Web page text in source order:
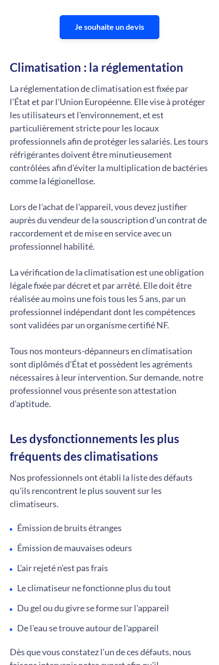
Je souhaite un devis
Climatisation : la réglementation
La réglementation de climatisation est fixée par
l'État et par l'Union Européenne. Elle vise à protéger
les utilisateurs et l'environnement, et est
particulièrement stricte pour les locaux
professionnels afin de protéger les salariés. Les tours
réfrigérantes doivent être minutieusement
contrôlées afin d'éviter la multiplication de bactéries
comme la légionellose.
Lors de l'achat de l'appareil, vous devez justifier
auprès du vendeur de la souscription d'un contrat de
raccordement et de mise en service avec un
professionnel habilité.
La vérification de la climatisation est une obligation
légale fixée par décret et par arrêté. Elle doit être
réalisée au moins une fois tous les 5 ans, par un
professionnel indépendant dont les compétences
sont validées par un organisme certifié NF.
Tous nos monteurs-dépanneurs en climatisation
sont diplômés d'État et possèdent les agréments
nécessaires à leur intervention. Sur demande, notre
professionnel vous présente son attestation
d'aptitude.
Les dysfonctionnements les plus
fréquents des climatisations
Nos professionnels ont établi la liste des défauts
qu'ils rencontrent le plus souvent sur les
climatiseurs.
Émission de bruits étranges
Émission de mauvaises odeurs
L'air rejeté n'est pas frais
Le climatiseur ne fonctionne plus du tout
Du gel ou du givre se forme sur l'appareil
De l'eau se trouve autour de l'appareil
Dès que vous constatez l'un de ces défauts, nous